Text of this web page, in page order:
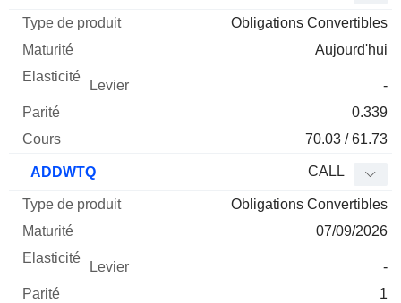
Obligations Convertibles
Aujourd'hui
-
0.339
70.03 / 61.73
ADDWTQ CALL
Obligations Convertibles
07/09/2026
-
1